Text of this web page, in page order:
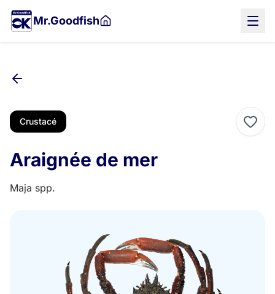
Aller
Mr.Goodfish
Crustacé
Araignée de mer
Maja spp.